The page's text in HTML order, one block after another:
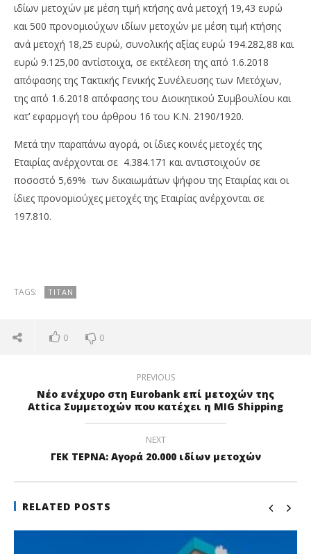
NOW VIEWING
04/01/2019
pressroom
ιδίων μετοχών με μέση τιμή κτήσης ανά μετοχή 19,43 ευρώ
και 500 προνομιούχων ιδίων μετοχών με μέση τιμή κτήσης
ανά μετοχή 18,25 ευρώ, συνολικής αξίας ευρώ 194.282,88 και
ευρώ 9.125,00 αντίστοιχα, σε εκτέλεση της από 1.6.2018
απόφασης της Τακτικής Γενικής Συνέλευσης των Μετόχων,
της από 1.6.2018 απόφασης του Διοικητικού Συμβουλίου και
κατ’ εφαρμογή του άρθρου 16 του Κ.Ν. 2190/1920.
Μετά την παραπάνω αγορά, οι ίδιες κοινές μετοχές της
Εταιρίας ανέρχονται σε 4.384.171 και αντιστοιχούν σε
ποσοστό 5,69% των δικαιωμάτων ψήφου της Εταιρίας και οι
ίδιες προνομιούχες μετοχές της Εταιρίας ανέρχονται σε
197.810.
TAGS: ΤΙΤΆΝ
0 0
PREVIOUS
Νέο ενέχυρο στη Eurobank επί μετοχών της
Attica Συμμετοχών που κατέχει η MIG Shipping
NEXT
ΓΕΚ ΤΕΡΝΑ: Αγορά 20.000 ιδίων μετοχών
RELATED POSTS